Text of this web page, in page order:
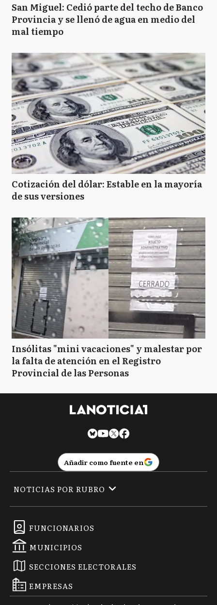
San Miguel: Cedió parte del techo de Banco
Provincia y se llenó de agua en medio del
mal tiempo
Cotización del dólar: Estable en la mayoría
de sus versiones
Insólitas "mini vacaciones" y malestar por
la falta de atención en el Registro
Provincial de las Personas
Añadir como fuente en
FUNCIONARIOS
MUNICIPIOS
SECCIONES ELECTORALES
EMPRESAS
NOTICIAS POR RUBRO